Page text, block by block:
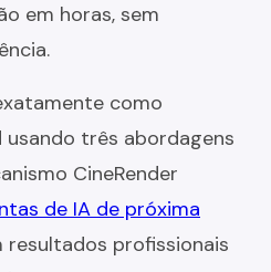
em horas, sem
como
três abordagens
CineRender
de IA de próxima
resultados profissionais